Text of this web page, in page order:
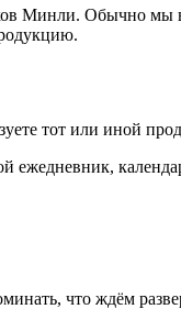
Минли. Обычно мы
тот или иной
что ждём